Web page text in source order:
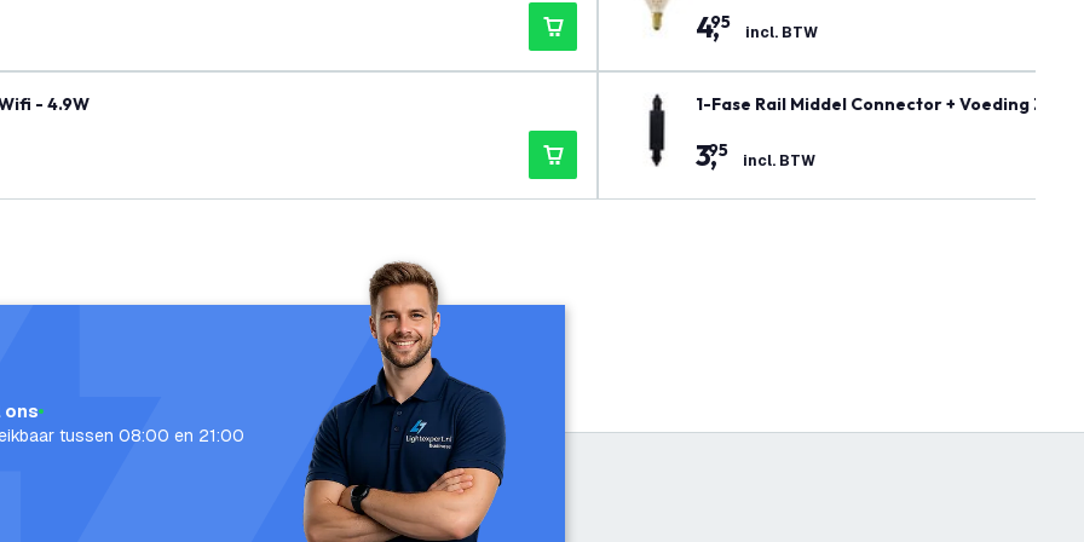
- 4.9W
4,
95 incl. BTW
1-Fase Rail Middel Connector + Voeding Zwart
3,
95 incl. BTW
ons
tussen 08:00 en 21:00